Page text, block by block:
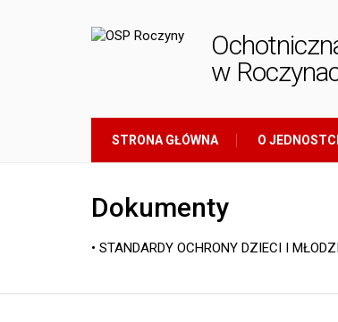
w
STRONA GŁÓWNA O
Dokumenty
• STANDARDY OCHRONY DZIECI I